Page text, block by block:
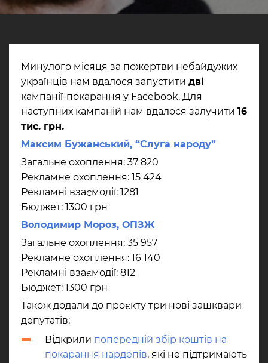
Минулого місяця за пожертви небайдужих
українців нам вдалося запустити дві
кампанії-покарання у Facebook. Для
наступних кампаній нам вдалося залучити 16
тис. грн.
Максим Бужанський, “Слуга народу”
Загальне охоплення: 37 820
Рекламне охоплення: 15 424
Рекламні взаємодії: 1281
Бюджет: 1300 грн
Володимир Мороз, ОПЗЖ
Загальне охоплення: 35 957
Рекламне охоплення: 16 140
Рекламні взаємодії: 812
Бюджет: 1300 грн
Також додали до проєкту три нові зашквари
депутатів:
Відкрили попередній збір коштів на
покарання нардепів, які не підтримають